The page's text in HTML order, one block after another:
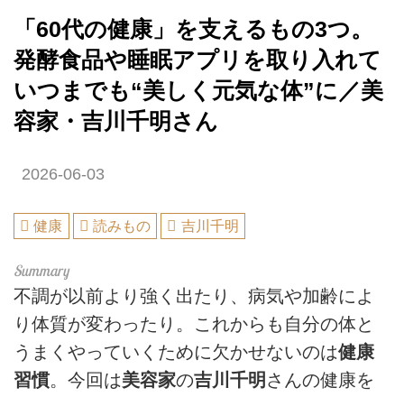
「60代の健康」を支えるもの3つ。
発酵食品や睡眠アプリを取り入れて
いつまでも“美しく元気な体”に／美
容家・吉川千明さん
2026-06-03
健康 読みもの 吉川千明
不調が以前より強く出たり、病気や加齢によ
り体質が変わったり。これからも自分の体と
うまくやっていくために欠かせないのは健康
習慣。今回は美容家の吉川千明 さんの健康を